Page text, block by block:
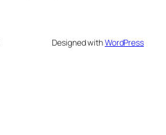
Designed withWordPress